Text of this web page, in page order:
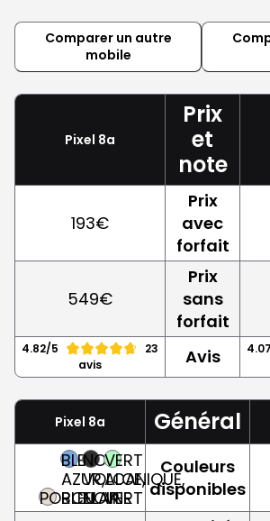
Comparer un autre
mobile
Pixel 8a
Prix
et
note
193€
Prix
avec
forfait
549€
Prix
sans
forfait
4.82/5
23
avis
Avis
Pixel 8a Général
PORCELAINE
BLEU
AZUR,
BLEU
NOIR
VOLCANIQUE,
NOIR
VERT
ALOE,
VERT
Couleurs
disponibles